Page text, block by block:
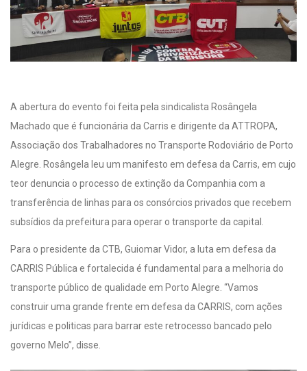
A abertura do evento foi feita pela sindicalista Rosângela
Machado que é funcionária da Carris e dirigente da ATTROPA,
Associação dos Trabalhadores no Transporte Rodoviário de Porto
Alegre. Rosângela leu um manifesto em defesa da Carris, em cujo
teor denuncia o processo de extinção da Companhia com a
transferência de linhas para os consórcios privados que recebem
subsídios da prefeitura para operar o transporte da capital.
Para o presidente da CTB, Guiomar Vidor, a luta em defesa da
CARRIS Pública e fortalecida é fundamental para a melhoria do
transporte público de qualidade em Porto Alegre. “Vamos
construir uma grande frente em defesa da CARRIS, com ações
jurídicas e politicas para barrar este retrocesso bancado pelo
governo Melo”, disse.